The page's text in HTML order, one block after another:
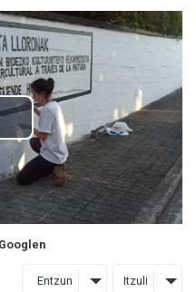
Entzun Itzuli